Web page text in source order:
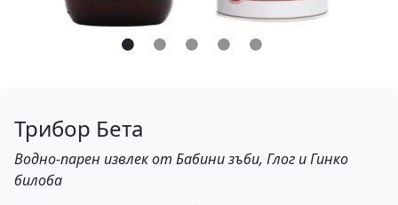
Трибор Бета
Водно-парен извлек от Бабини зъби, Глог и Гинко
билоба